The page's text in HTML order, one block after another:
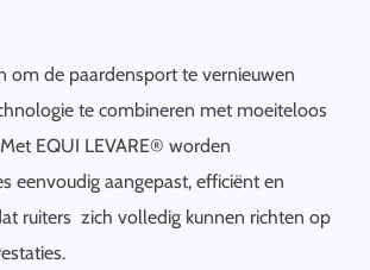
om de paardensport te vernieuwen
te combineren met moeiteloos
EQUI LEVARE® worden
eenvoudig aangepast, efficiënt en
ruiters zich volledig kunnen richten op